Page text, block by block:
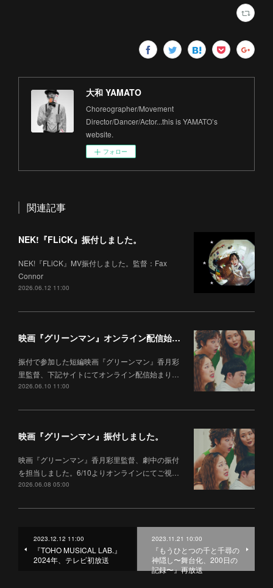
大和 YAMATO
Choreographer/Movement
Director/Dancer/Actor...this is YAMATO’s
website.
フォロー
関連記事
NEK!『FLiCK』振付しました。
NEK!『FLiCK』MV振付しました。監督：Fax
Connor
2026.06.12 11:00
映画『グリーンマン』オンライン配信始まりました。
振付で参加した短編映画『グリーンマン』香月彩
里監督、下記サイトにてオンライン配信始まり…
2026.06.10 11:00
映画『グリーンマン』振付しました。
映画『グリーンマン』香月彩里監督、劇中の振付
を担当しました。6/10よりオンラインにてご視…
2026.06.08 05:00
2023.12.12 11:00
『TOHO MUSICAL LAB.』
2024年、テレビ初放送
2023.11.21 10:00
『もうひとつの千と千尋の
神隠し〜舞台化、200日の
記録〜』再放送